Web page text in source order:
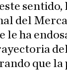
sentido,
del
le ha
que